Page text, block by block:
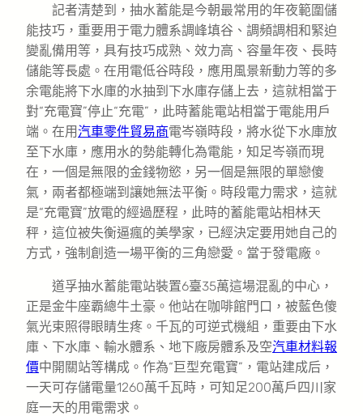
記者清楚到，抽水蓄能是今朝最常用的年夜範圍儲
能技巧，重要用于電力體系調峰填谷、調頻調相和緊迫
變亂備用等，具有技巧成熟、效力高、容量年夜、長時
儲能等長處。在用電低谷時段，應用風景新動力等的多
余電能將下水庫的水抽到下水庫存儲上去，這就相當于
對“充電寶”停止“充電”，此時蓄能電站相當于電能用戶
端。在用汽車零件貿易商電岑嶺時段，將水從下水庫放
至下水庫，應用水的勢能轉化為電能，知足岑嶺而現
在，一個是無限的金錢物慾，另一個是無限的單戀傻
氣，兩者都極端到讓她無法平衡。時段電力需求，這就
是“充電寶”放電的經過歷程，此時的蓄能電站相林天
秤，這位被失衡逼瘋的美學家，已經決定要用她自己的
方式，強制創造一場平衡的三角戀愛。當于發電廠。
道孚抽水蓄能電站裝置6臺35萬這場混亂的中心，
正是金牛座霸總牛土豪。他站在咖啡館門口，被藍色傻
氣光束照得眼睛生疼。千瓦的可逆式機組，重要由下水
庫、下水庫、輸水體系、地下廠房體系及空汽車材料報
價中開關站等構成。作為“巨型充電寶”，電站建成后，
一天可存儲電量1260萬千瓦時，可知足200萬戶四川家
庭一天的用電需求。